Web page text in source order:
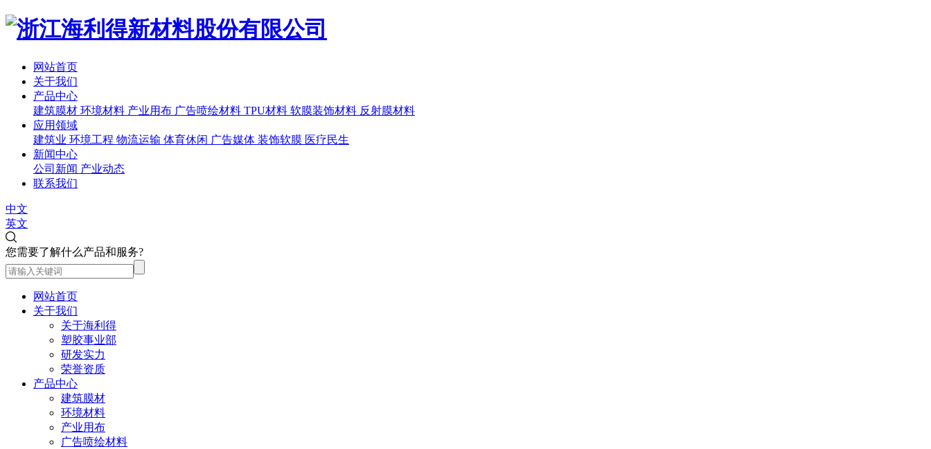
网站首页
关于我们
产品中心
建筑膜材 环境材料 产业用布 广告喷绘材料 TPU材料 软膜装饰材料 反射膜材料
应用领域
建筑业 环境工程 物流运输 体育休闲 广告媒体 装饰软膜 医疗民生
新闻中心
公司新闻 产业动态
联系我们
中文
英文
您需要了解什么产品和服务?
网站首页
关于我们
关于海利得
塑胶事业部
研发实力
荣誉资质
产品中心
建筑膜材
环境材料
产业用布
广告喷绘材料